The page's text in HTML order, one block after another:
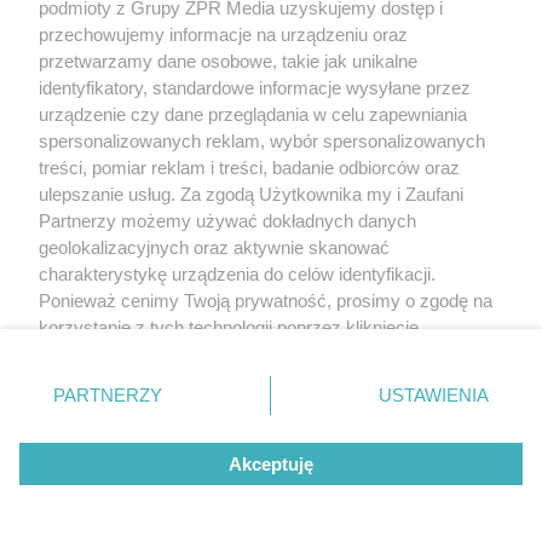
podmioty z Grupy ZPR Media uzyskujemy dostęp i
przechowujemy informacje na urządzeniu oraz
przetwarzamy dane osobowe, takie jak unikalne
identyfikatory, standardowe informacje wysyłane przez
urządzenie czy dane przeglądania w celu zapewniania
spersonalizowanych reklam, wybór spersonalizowanych
treści, pomiar reklam i treści, badanie odbiorców oraz
ulepszanie usług. Za zgodą Użytkownika my i Zaufani
Partnerzy możemy używać dokładnych danych
geolokalizacyjnych oraz aktywnie skanować
charakterystykę urządzenia do celów identyfikacji.
Ponieważ cenimy Twoją prywatność, prosimy o zgodę na
korzystanie z tych technologii poprzez kliknięcie
zmienić/wycofać klikając przycisk ustawień prywatności
znajdujący się w lewym dolnym rogu strony
rodzaje przetwarzania danych nie wymagają zgody
użytkownika, ale masz prawo sprzeciwić się takiemu
przetwarzaniu. Preferencje będą miały zastosowanie tylko
PARTNERZY USTAWIENIA
Akceptuję